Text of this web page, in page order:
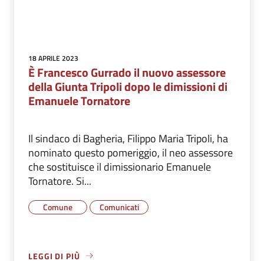
18 APRILE 2023
È Francesco Gurrado il nuovo assessore
della Giunta Tripoli dopo le dimissioni di
Emanuele Tornatore
Il sindaco di Bagheria, Filippo Maria Tripoli, ha
nominato questo pomeriggio, il neo assessore
che sostituisce il dimissionario Emanuele
Tornatore. Si...
Comune Comunicati
LEGGI DI PIÙ